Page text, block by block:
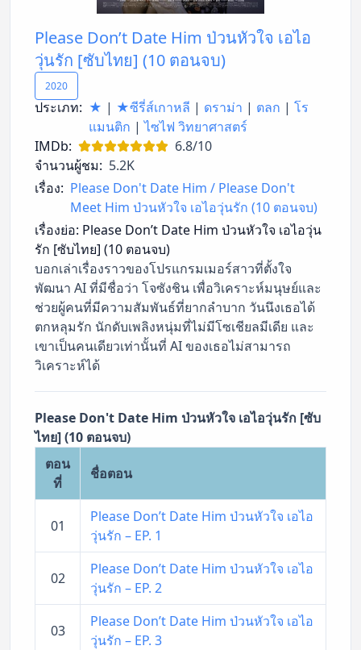
Please Don’t Date Him ป่วนหัวใจ เอไอ
วุ่นรัก [ซับไทย] (10 ตอนจบ)
2020
ประเภท: ★ | ★ซีรี่ส์เกาหลี | ดราม่า | ตลก | โร
แมนติก |ไซไฟ วิทยาศาสตร์
IMDb:
6.8/10
จำนวนผู้ชม: 5.2K
เรื่อง: Please Don't Date Him / Please Don't
Meet Him ป่วนหัวใจ เอไอวุ่นรัก (10 ตอนจบ)
เรื่องย่อ: Please Don’t Date Him ป่วนหัวใจ เอไอวุ่น
รัก [ซับไทย] (10 ตอนจบ)
บอกเล่าเรื่องราวของโปรแกรมเมอร์สาวที่ตั้งใจ
พัฒนา AI ที่มีชื่อว่า โจซังชิน เพื่อวิเคราะห์มนุษย์และ
ช่วยผู้คนที่มีความสัมพันธ์ที่ยากลำบาก วันนึงเธอได้
ตกหลุมรัก นักดับเพลิงหนุ่มที่ไม่มีโซเชียลมีเดีย และ
เขาเป็นคนเดียวเท่านั้นที่ AI ของเธอไม่สามารถ
วิเคราะห์ได้
Please Don't Date Him ป่วนหัวใจ เอไอวุ่นรัก [ซับ
ไทย] (10 ตอนจบ)
ตอน
ที่
ชื่อตอน
01
Please Don’t Date Him ป่วนหัวใจ เอไอ
วุ่นรัก – EP. 1
02
Please Don’t Date Him ป่วนหัวใจ เอไอ
วุ่นรัก – EP. 2
03
Please Don’t Date Him ป่วนหัวใจ เอไอ
วุ่นรัก – EP. 3